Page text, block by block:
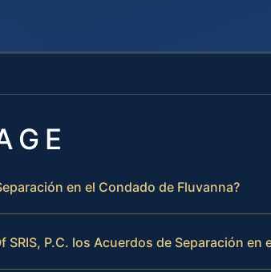
en el Condado de Fluvanna?
SRIS, P.C. los Acuerdos de Separación en